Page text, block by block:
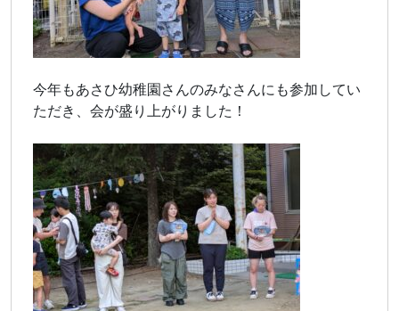
今年もあさひ幼稚園さんのみなさんにも参加してい
ただき、会が盛り上がりました！